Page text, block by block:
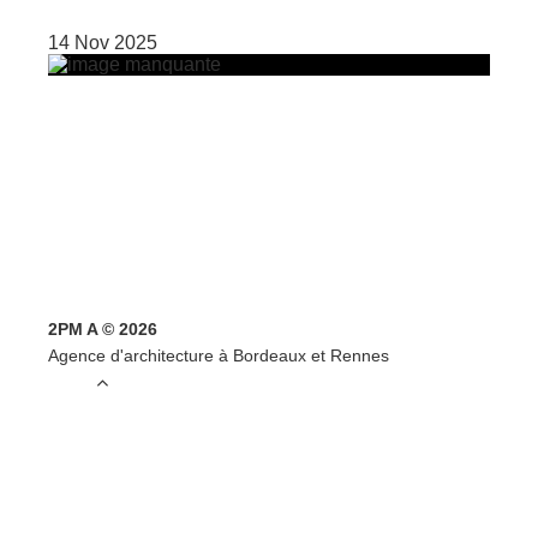
14 Nov 2025
2PM A © 2026
Agence d'architecture à Bordeaux et Rennes
